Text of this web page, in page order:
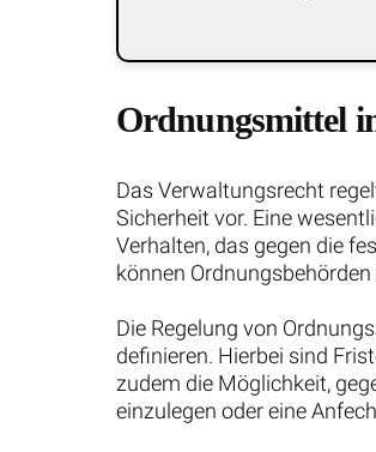
Ordnungsmittel
Das Verwaltungsrecht
Sicherheit vor. Eine
Verhalten, das gegen die
können
Die Regelung von
definieren. Hierbei sind
zudem die Möglichkeit,
einzulegen oder eine